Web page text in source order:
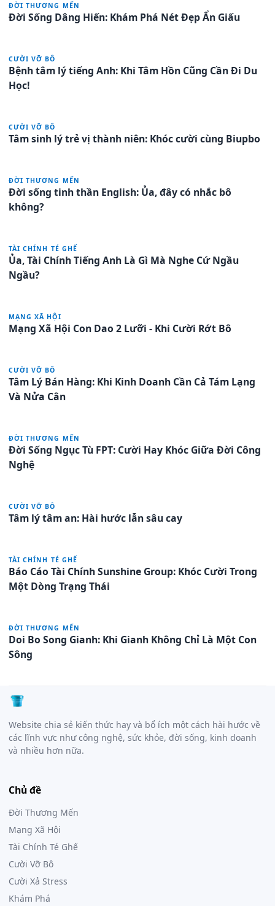
ĐỜI THƯƠNG MẾN
Đời Sống Dâng Hiến: Khám Phá Nét Đẹp Ẩn Giấu
CƯỜI VỠ BÔ
Bệnh tâm lý tiếng Anh: Khi Tâm Hồn Cũng Cần Đi Du
Học!
CƯỜI VỠ BÔ
Tâm sinh lý trẻ vị thành niên: Khóc cười cùng Biupbo
ĐỜI THƯƠNG MẾN
Đời sống tinh thần English: Ủa, đây có nhắc bô
không?
TÀI CHÍNH TÉ GHẾ
Ủa, Tài Chính Tiếng Anh Là Gì Mà Nghe Cứ Ngầu
Ngầu?
MẠNG XÃ HỘI
Mạng Xã Hội Con Dao 2 Lưỡi - Khi Cười Rớt Bô
CƯỜI VỠ BÔ
Tâm Lý Bán Hàng: Khi Kinh Doanh Cần Cả Tám Lạng
Và Nửa Cân
ĐỜI THƯƠNG MẾN
Đời Sống Ngục Tù FPT: Cười Hay Khóc Giữa Đời Công
Nghệ
CƯỜI VỠ BÔ
Tâm lý tâm an: Hài hước lẫn sâu cay
TÀI CHÍNH TÉ GHẾ
Báo Cáo Tài Chính Sunshine Group: Khóc Cười Trong
Một Dòng Trạng Thái
ĐỜI THƯƠNG MẾN
Doi Bo Song Gianh: Khi Gianh Không Chỉ Là Một Con
Sông
Website chia sẻ kiến thức hay và bổ ích một cách hài hước về
các lĩnh vực như công nghệ, sức khỏe, đời sống, kinh doanh
và nhiều hơn nữa.
Chủ đề
Đời Thương Mến
Mạng Xã Hội
Tài Chính Té Ghế
Cười Vỡ Bô
Cười Xả Stress
Khám Phá